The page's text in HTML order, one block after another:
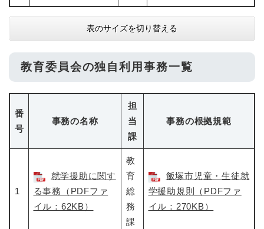
表のサイズを切り替える
教育委員会の独自利用事務一覧
番
号
事務の名称
担
当
課
事務の根拠規範
1
就学援助に関す
る事務（PDFファ
イル：62KB）
教
育
総
務
課
飯塚市児童・生徒就
学援助規則（PDFファ
イル：270KB）